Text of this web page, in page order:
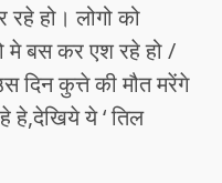
हो। लोगो को
बस कर एश रहे हो /
दिन कुत्ते की मौत मरेंगे
हे,देखिये ये ‘ तिल